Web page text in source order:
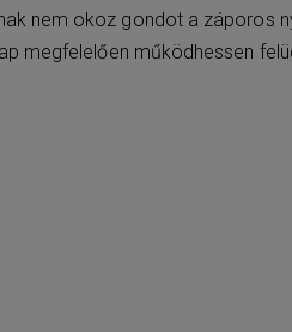
nem okoz gondot a záporos
megfelelően működhessen